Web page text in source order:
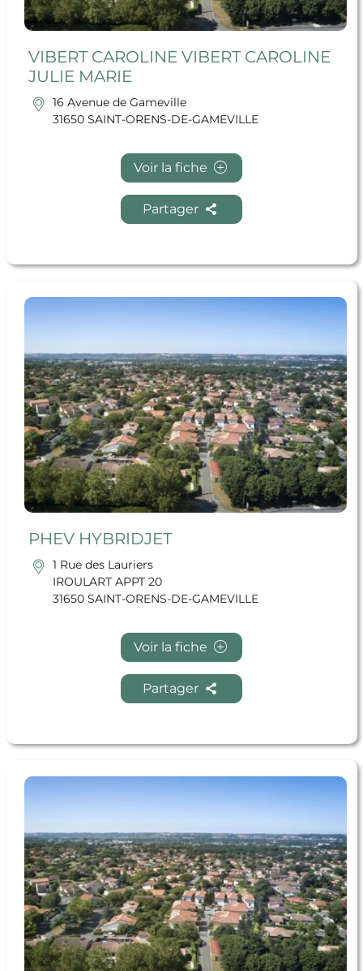
VIBERT CAROLINE VIBERT CAROLINE
JULIE MARIE
16 Avenue de Gameville
31650 SAINT-ORENS-DE-GAMEVILLE
Voir la fiche
Partager
PHEV HYBRIDJET
1 Rue des Lauriers
IROULART APPT 20
31650 SAINT-ORENS-DE-GAMEVILLE
Voir la fiche
Partager